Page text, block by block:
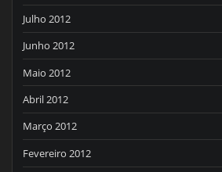
Julho 2012
Junho 2012
Maio 2012
Abril 2012
Março 2012
Fevereiro 2012